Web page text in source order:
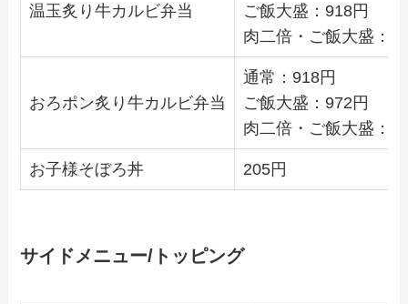
温玉炙り牛カルビ弁当
ご飯大盛：918円
肉二倍・ご飯大盛：
おろポン炙り牛カルビ弁当
通常：918円
ご飯大盛：972円
肉二倍・ご飯大盛：
お子様そぼろ丼 205円
サイドメニュー/トッピング